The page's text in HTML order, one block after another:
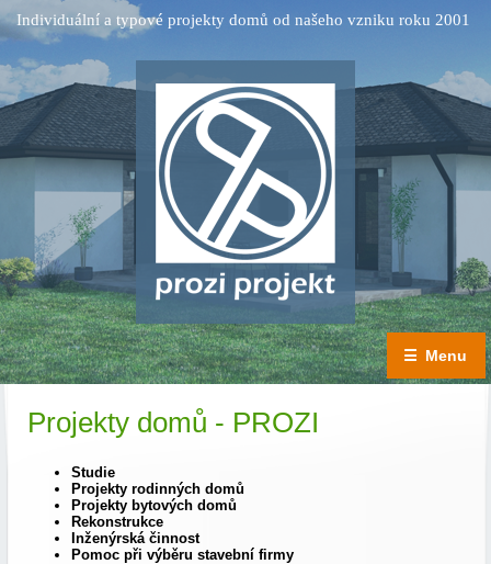
Individuální a typové projekty domů od našeho vzniku roku 2001
☰ Menu
Projekty domů - PROZI
Studie
Projekty rodinných domů
Projekty bytových domů
Rekonstrukce
Inženýrská činnost
Pomoc při výběru stavební firmy